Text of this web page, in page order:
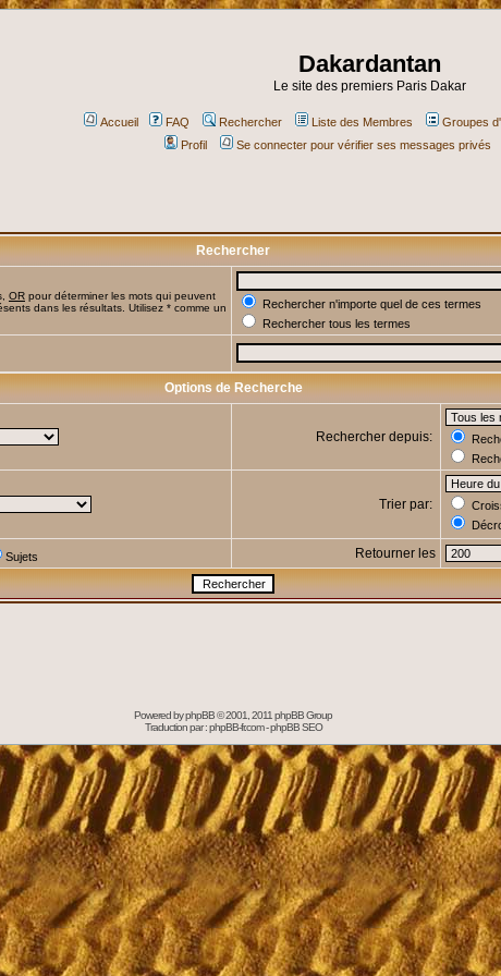
Dakardantan
Le site des premiers Paris Dakar
Accueil FAQ Rechercher Liste des Membres Groupes
Profil
Se connecter pour vérifier ses messages privés
Rechercher
OR pour déterminer les mots qui peuvent
dans les résultats. Utilisez * comme un
Rechercher n'importe quel de ces termes
Rechercher tous les termes
Options de Recherche
Rechercher depuis:
Trier par:
Sujets Retourner les
Powered byphpBB© 2001, 2011 phpBB Group
Traduction par :phpBB-fr.com-phpBB SEO